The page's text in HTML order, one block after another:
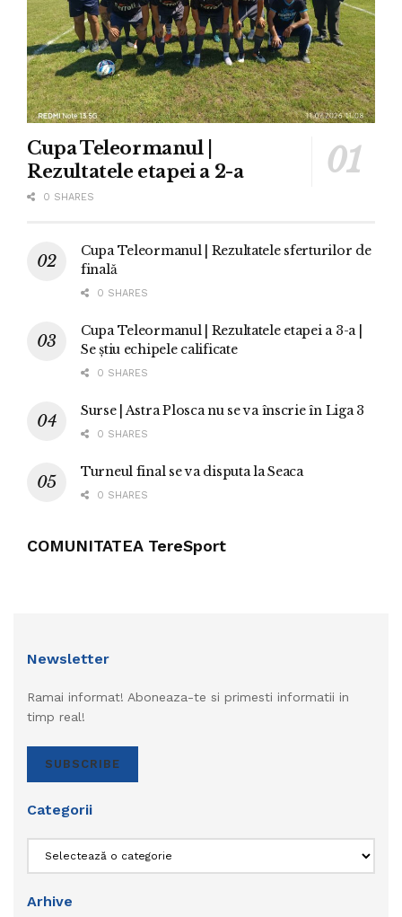
Cupa Teleormanul |
Rezultatele etapei a 2-a
0 SHARES
Cupa Teleormanul | Rezultatele sferturilor de
finală
0 SHARES
Cupa Teleormanul | Rezultatele etapei a 3-a |
Se știu echipele calificate
0 SHARES
Surse | Astra Plosca nu se va înscrie în Liga 3
0 SHARES
Turneul final se va disputa la Seaca
0 SHARES
COMUNITATEA TereSport
Newsletter
Ramai informat! Aboneaza-te si primesti informatii in
timp real!
SUBSCRIBE
Categorii
Arhive